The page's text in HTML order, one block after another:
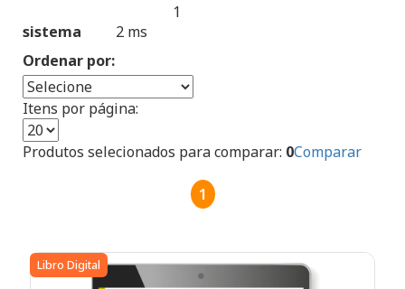
1
sistema
2 ms
Ordenar por:
Itens por página:
Produtos selecionados para comparar: 0Comparar
1
Libro Digital